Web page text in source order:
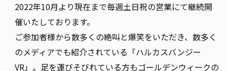
2022年10月より現在まで毎週土日祝の営業にて継続開
催いたしております。
ご参加者様から数多くの絶叫と爆笑をいただき、数多く
のメディアでも紹介されている「ハルカスバンジー
VR」。足を運びそびれている方もゴールデンウィークの